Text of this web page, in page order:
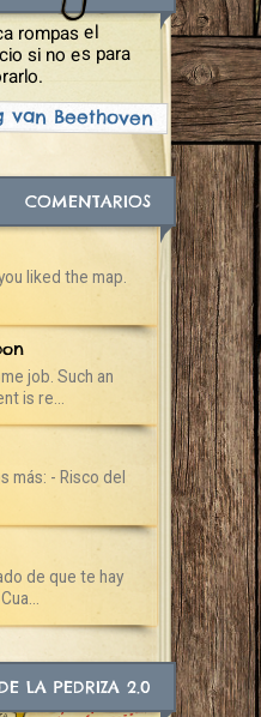
rompas el
si no es para
van Beethoven
COMENTARIOS
liked the map.
job. Such an
is re...
más: - Risco del
de que te hay
DE LA PEDRIZA 2.0